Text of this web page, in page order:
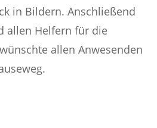
in Bildern. Anschließend
allen Helfern für die
allen Anwesenden